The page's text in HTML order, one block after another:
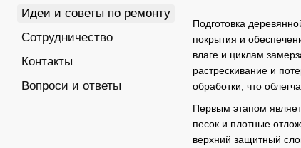
Подготовка
покрытия и
влаге и циклам
растрескивание и
обработки, что
Первым этапом
песок и плотные
верхний защитный
Идеи и советы по ремонту
Сотрудничество
Контакты
Вопроси и ответы